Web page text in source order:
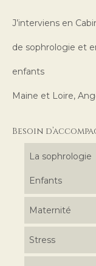
J’interviens en
de sophrologie et
enfants
Maine et Loire,
Besoin
La sophrologie
Enfants
Maternité
Stress